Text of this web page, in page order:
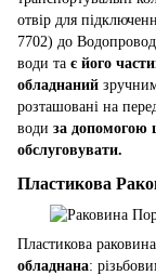
отвір для
7702) до
води та є його
обладнаний
розташовані на
води за допомогою
обслуговувати.
Пластикова
Пластикова
обладнана: